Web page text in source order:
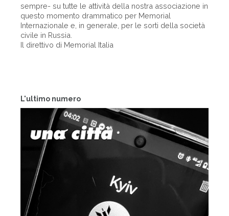
L'ultimo numero
sempre- su tutte le attività della nostra associazione in
questo momento drammatico per Memorial
Internazionale e, in generale, per le sorti della società
civile in Russia.
Il direttivo di Memorial Italia